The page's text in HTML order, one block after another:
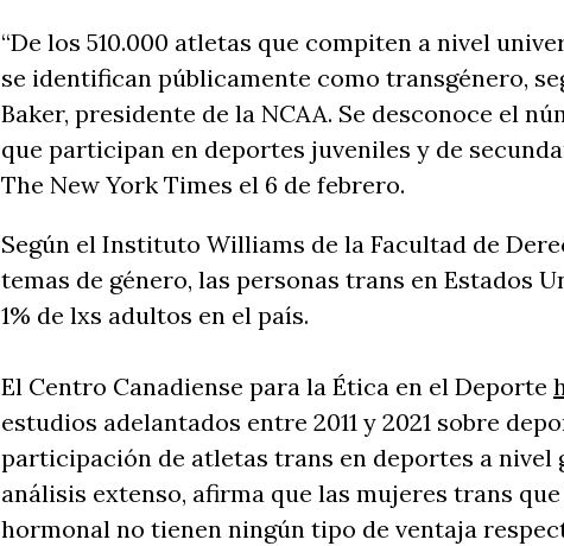
“De los 510.000 atletas que compiten a nivel
se identifican públicamente como transgénero,
Baker, presidente de la NCAA. Se desconoce el
que participan en deportes juveniles y de
The New York Times el 6 de febrero.
Según el Instituto Williams de la Facultad de
temas de género, las personas trans en Estados
1% de lxs adultos en el país.
El Centro Canadiense para la Ética en el Deporte
estudios adelantados entre 2011 y 2021 sobre
participación de atletas trans en deportes a nivel
análisis extenso, afirma que las mujeres trans
hormonal no tienen ningún tipo de ventaja